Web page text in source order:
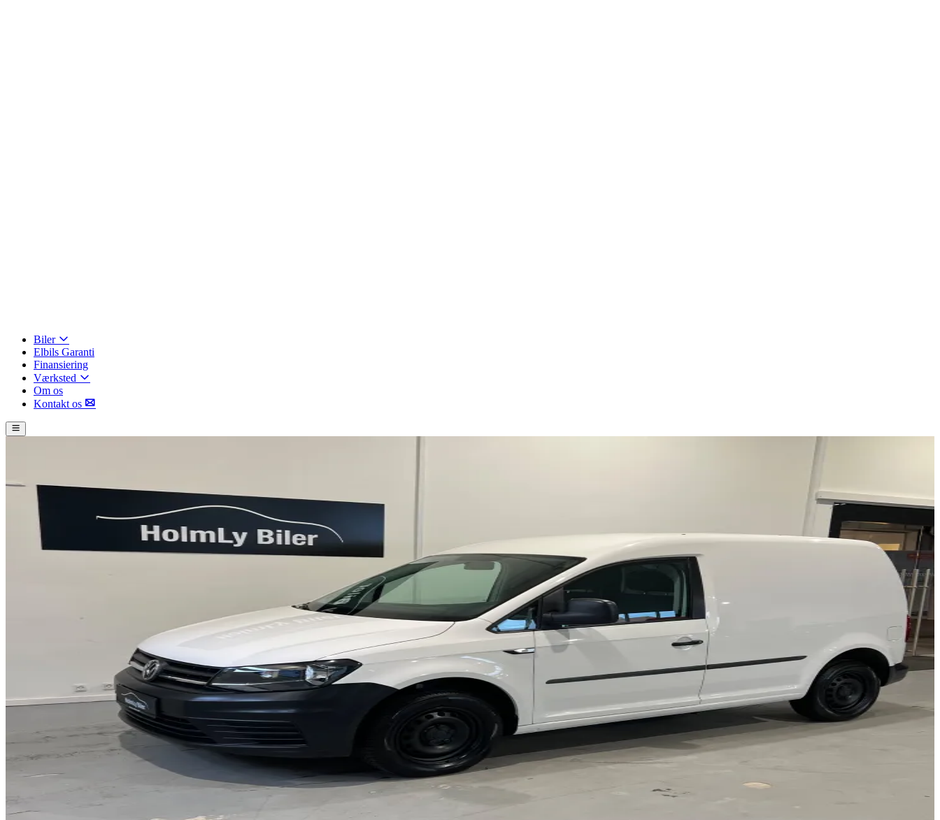
Biler
Elbils Garanti
Finansiering
Værksted
Om os
Kontakt os